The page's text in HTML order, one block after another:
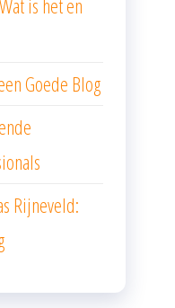
is het en
Goede Blog
Rijneveld: